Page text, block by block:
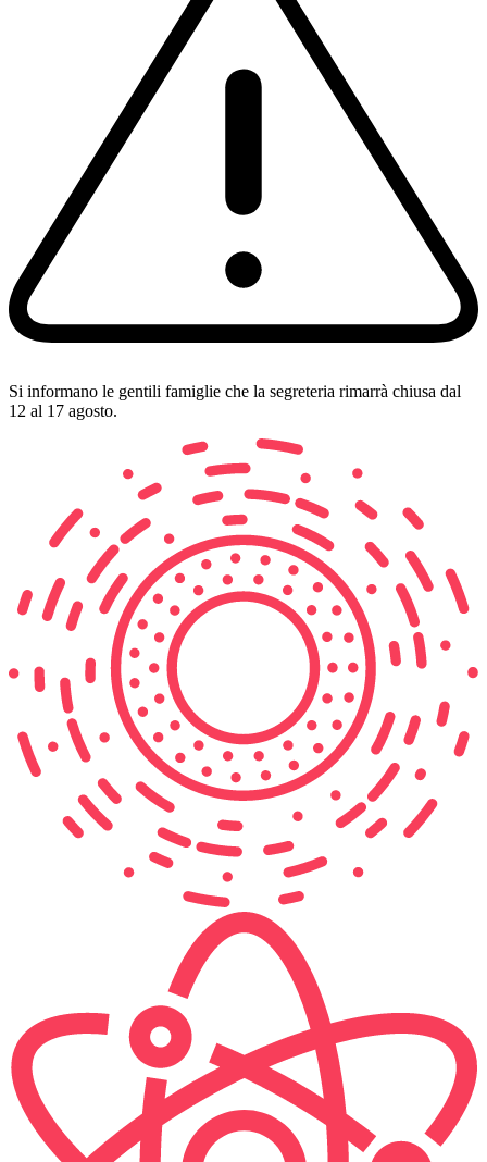
Si informano le gentili famiglie che la segreteria rimarrà chiusa dal
12 al 17 agosto.